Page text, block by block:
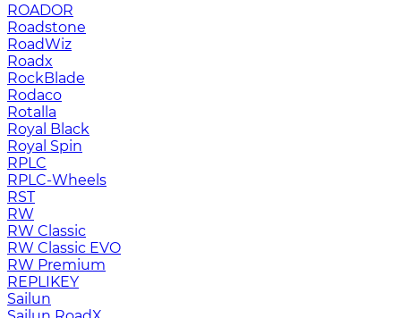
ROADOR
Roadstone
RoadWiz
Roadx
RockBlade
Rodaco
Rotalla
Royal Black
Royal Spin
RPLC
RPLC-Wheels
RST
RW
RW Classic
RW Classic EVO
RW Premium
RЕPLIKEY
Sailun